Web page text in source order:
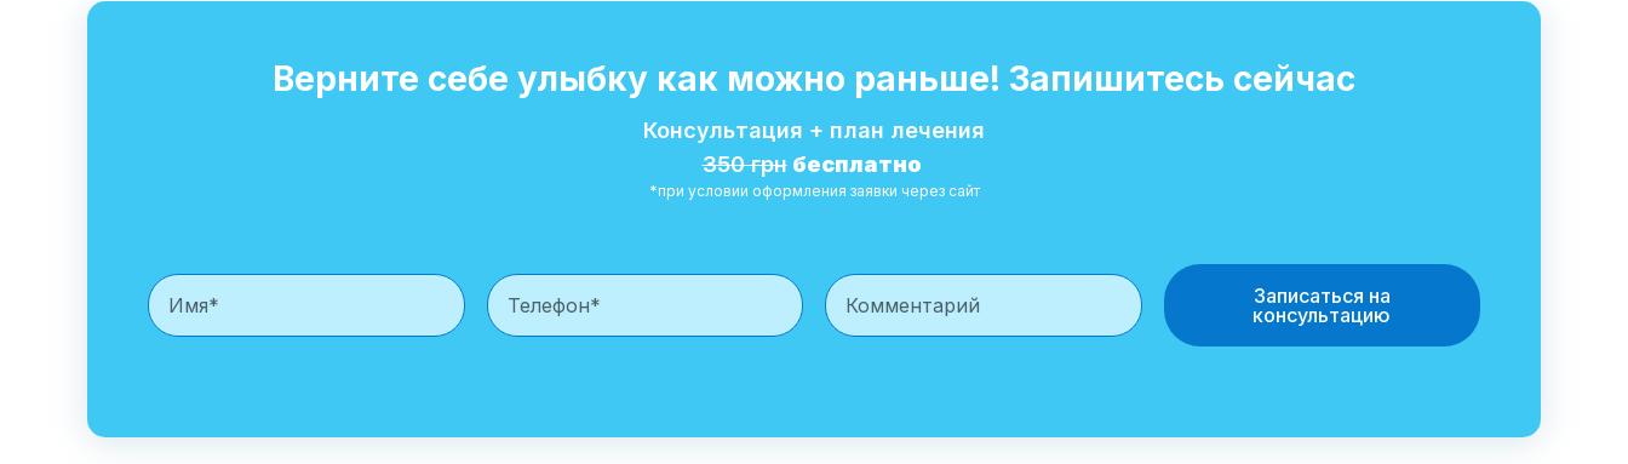
Верните себе улыбку как можно раньше! Запишитесь сейчас
Консультация + план лечения
350 грнбесплатно
*при условии оформления заявки через сайт
Записаться на
консультацию